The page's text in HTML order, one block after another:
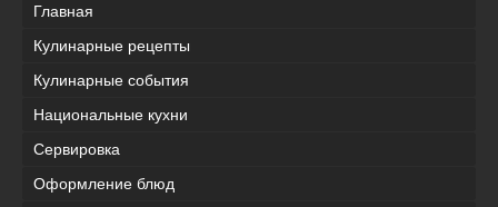
Главная
Кулинарные рецепты
Кулинарные события
Национальные кухни
Сервировка
Оформление блюд